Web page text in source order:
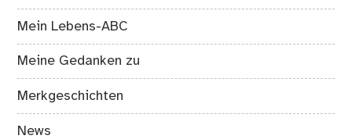
Mein Lebens-ABC
Meine Gedanken zu
Merkgeschichten
News